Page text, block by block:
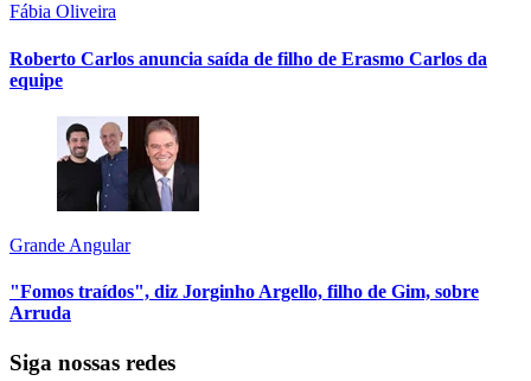
Fábia Oliveira
Roberto Carlos anuncia saída de filho de Erasmo Carlos da
equipe
Grande Angular
"Fomos traídos", diz Jorginho Argello, filho de Gim, sobre
Arruda
Siga nossas redes